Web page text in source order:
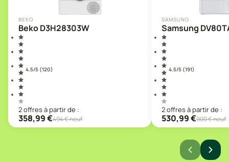
BEKO
Beko D3H28303W
4.5/5 (120)
2offresà partir de :
358,99€494€ neuf
SAMSUNG
Samsung
4.5/5 (191)
2offresà partir de :
530,99€900€ neuf